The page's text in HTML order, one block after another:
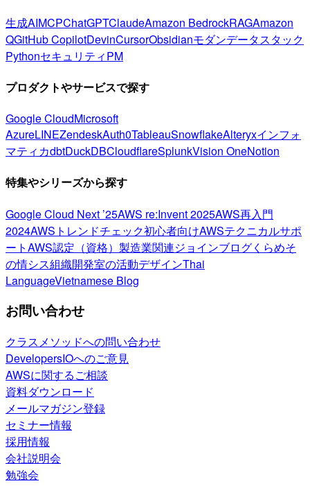
生成AIMCPChatGPTClaudeAmazon BedrockRAGAmazon
QGitHub CopilotDevinCursorObsidianモダンデータスタック
PythonセキュリティPM
プロダクトやサービスで探す
Google CloudMicrosoft
AzureLINEZendeskAuth0TableauSnowflakeAlteryxインフォ
マティカdbtDuckDBCloudflareSplunkVision OneNotion
特集やシリーズから探す
Google Cloud Next ’25AWS re:Invent 2025AWS再入門
2024AWSトレンドチェック初心者向けAWSテクニカルサポ
ートAWS認定（資格） 製造業関連ジョインブログくらめそ
の情シス組織開発室の活動デザインThai
LanguageVietnamese Blog
お問い合わせ
クラスメソッドへの問い合わせ
DevelopersIOへのご意見
AWSに関するご相談
資料ダウンロード
メールマガジン登録
セミナー情報
採用情報
会社説明会
勉強会